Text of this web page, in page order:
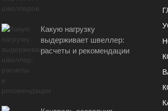
Какую нагрузку
выдерживает швеллер:
расчеты и рекомендации